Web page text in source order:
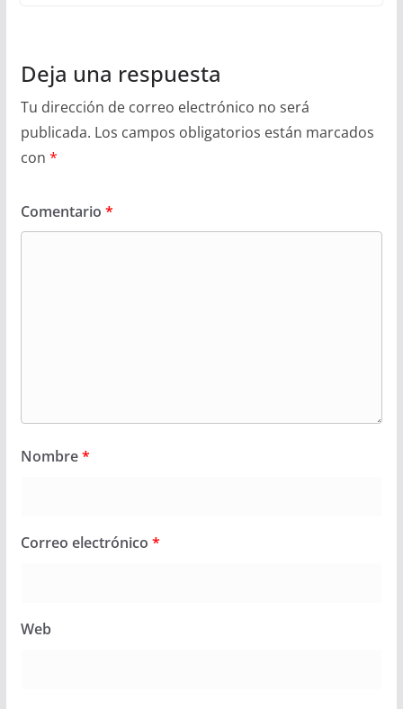
Deja una respuesta
Tu dirección de correo electrónico no será
publicada. Los campos obligatorios están marcados
con *
Comentario *
Nombre*
Correo electrónico *
Web